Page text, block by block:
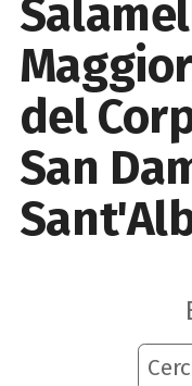
del
San